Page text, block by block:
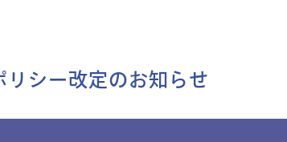
リシー改定のお知らせ